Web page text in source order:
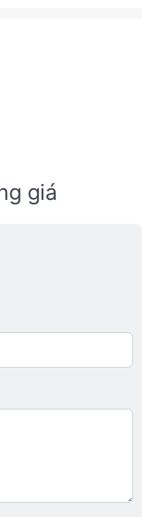
giá
trên 5
5 sao.
sao.
Xấu